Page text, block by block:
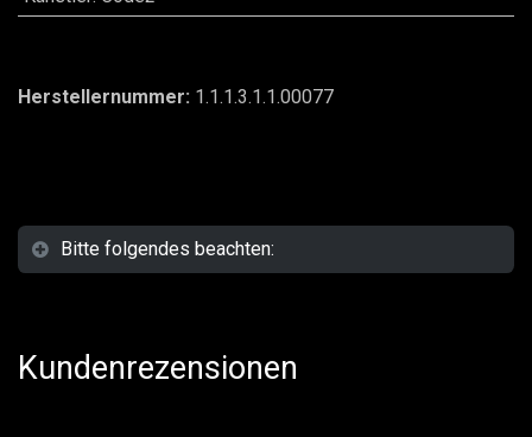
Herstellernummer: 1.1.1.3.1.1.00077
Bitte folgendes beachten:
Kundenrezensionen